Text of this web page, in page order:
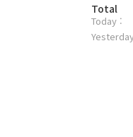
방
문
자
Total
Today :